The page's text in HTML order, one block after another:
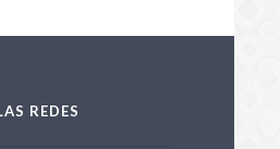
REDES